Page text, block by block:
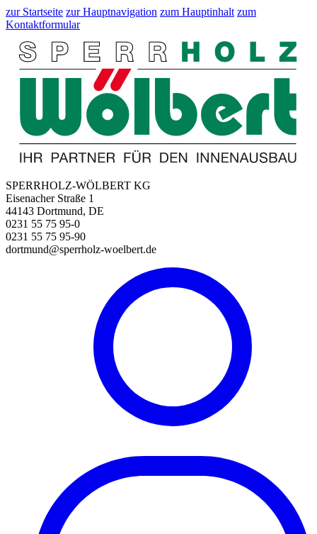
zur Startseite zur Hauptnavigation zum Hauptinhalt zum
Kontaktformular
SPERRHOLZ-WÖLBERT KG
Eisenacher Straße 1
44143 Dortmund, DE
0231 55 75 95-0
0231 55 75 95-90
dortmund@sperrholz-woelbert.de